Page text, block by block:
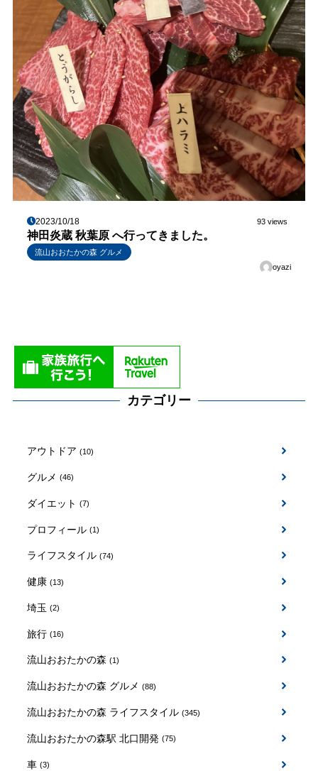
2023/10/18 93 views
神田炎蔵 秋葉原 へ行ってきました。
流山おおたかの森 グルメ
oyazi
カテゴリー
アウトドア (10)
グルメ (46)
ダイエット (7)
プロフィール (1)
ライフスタイル (74)
健康 (13)
埼玉 (2)
旅行 (16)
流山おおたかの森 (1)
流山おおたかの森 グルメ (88)
流山おおたかの森 ライフスタイル (345)
流山おおたかの森駅 北口開発 (75)
車 (3)